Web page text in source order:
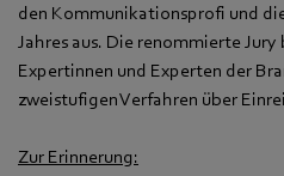
den Kommunikationsprofi und
Jahres aus. Die renommierte
Expertinnen und Experten der
zweistufigen Verfahren über
Zur Erinnerung: